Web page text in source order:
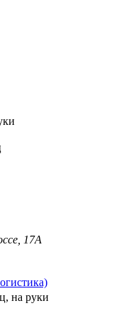
17А
на руки